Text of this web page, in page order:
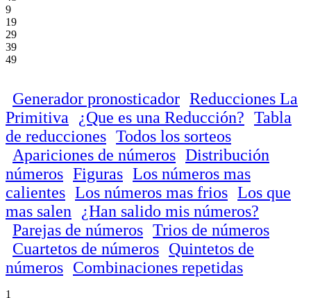
9
19
29
39
49
Generador pronosticador Reducciones La
Primitiva
¿Que es una Reducción? Tabla
de reducciones Todos los sorteos
Apariciones de números Distribución
números Figuras Los números mas
calientes Los números mas frios Los que
mas salen
¿Han salido mis números?
Parejas de números Trios de números
Cuartetos de números Quintetos de
números Combinaciones repetidas
1